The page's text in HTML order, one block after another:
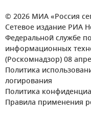
© 2026 МИА «Россия
Сетевое издание РИА
Федеральной службе
информационных
(Роскомнадзор) 08
Политика
логирования
Политика
Правила применения